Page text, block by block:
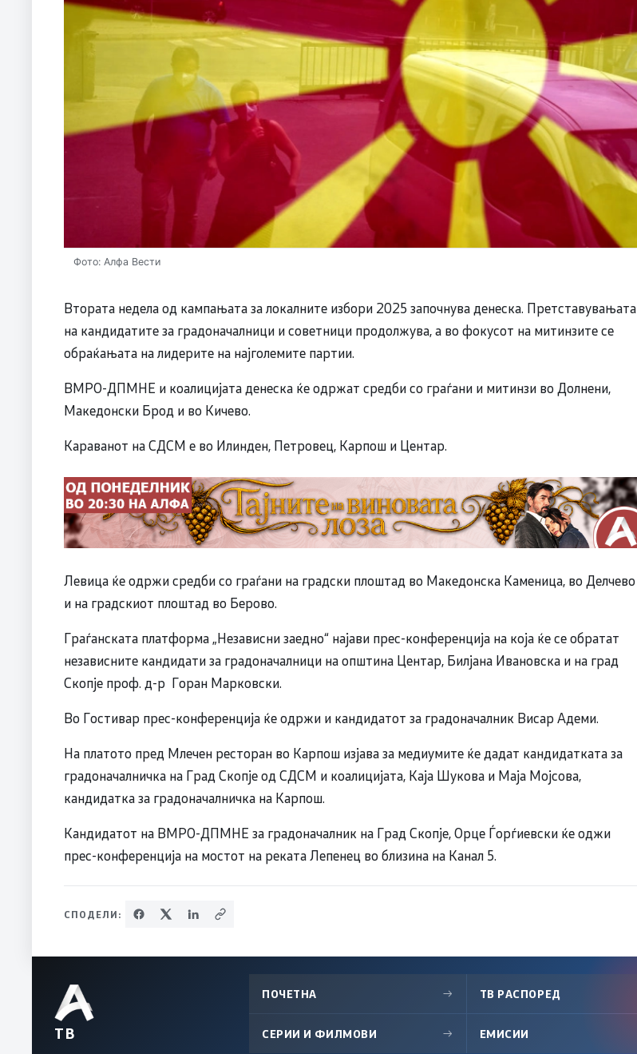
Фото: Алфа Вести
Втората недела од кампањата за локалните избори 2025 започнува денеска. Претставувањата
на кандидатите за градоначалници и советници продолжува, а во фокусот на митинзите се
обраќањата на лидерите на најголемите партии.
ВМРО-ДПМНЕ и коалицијата денеска ќе одржат средби со граѓани и митинзи во Долнени,
Македонски Брод и во Кичево.
Караванот на СДСМ е во Илинден, Петровец, Карпош и Центар.
Левица ќе одржи средби со граѓани на градски плоштад во Македонска Каменица, во Делчево
и на градскиот плоштад во Берово.
Граѓанската платформа „Независни заедно“ најави прес-конференција на која ќе се обратат
независните кандидати за градоначалници на општина Центар, Билјана Ивановска и на град
Скопје проф. д-р Горан Марковски.
Во Гостивар прес-конференција ќе одржи и кандидатот за градоначалник Висар Адеми.
На платото пред Млечен ресторан во Карпош изјава за медиумите ќе дадат кандидатката за
градоначалничка на Град Скопје од СДСМ и коалицијата, Каја Шукова и Маја Мојсова,
кандидатка за градоначалничка на Карпош.
Кандидатот на ВМРО-ДПМНЕ за градоначалник на Град Скопје, Орце Ѓорѓиевски ќе оджи
прес-конференција на мостот на реката Лепенец во близина на Канал 5.
СПОДЕЛИ:
ТВ
ПОЧЕТНА → ТВ РАСПОРЕД
СЕРИИ И ФИЛМОВИ → ЕМИСИИ